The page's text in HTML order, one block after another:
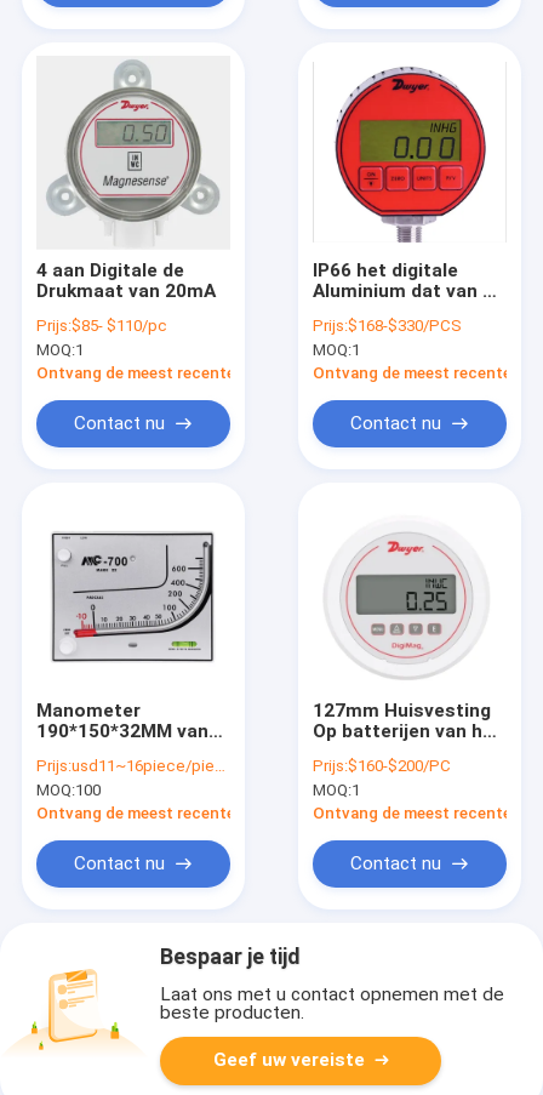
4 aan Digitale de
Drukmaat van 20mA
Prijs:$85- $110/pc
MOQ:1
Ontvang de meest recente Prijs
Contact nu
IP66 het digitale
Aluminium dat van de
Elektronische de
Drukmaat huisvest
van NEMA 4X
Prijs:$168-$330/PCS
MOQ:1
Ontvang de meest recente
Contact nu
Manometer
190*150*32MM van
Olie Negatieve
Drukmeter
Prijs:usd11~16piece/pieces
MOQ:100
Ontvang de meest recente Prijs
Contact nu
127mm Huisvesting
Op batterijen van het
Aluminium van de
Wijzerplaat de
Digitale Druk
Prijs:$160-$200/PC
MOQ:1
Ontvang de meest recente
Contact nu
Bespaar je tijd
Laat ons met u contact opnemen met de
beste producten.
Geef uw vereiste